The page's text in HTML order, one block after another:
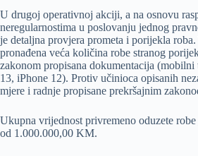
U drugoj operativnoj akciji, a na osnovu
neregularnostima u poslovanju jednog
je detaljna provjera prometa i porijekla
pronađena veća količina robe stranog
zakonom propisana dokumentacija
13, iPhone 12). Protiv učinioca opisanih
mjere i radnje propisane prekršajnim
Ukupna vrijednost privremeno oduzete
od 1.000.000,00 KM.